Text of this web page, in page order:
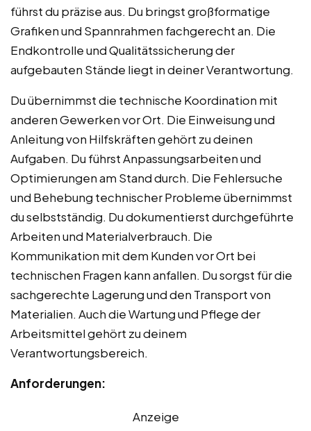
führst du präzise aus. Du bringst großformatige
Grafiken und Spannrahmen fachgerecht an. Die
Endkontrolle und Qualitätssicherung der
aufgebauten Stände liegt in deiner Verantwortung.
Du übernimmst die technische Koordination mit
anderen Gewerken vor Ort. Die Einweisung und
Anleitung von Hilfskräften gehört zu deinen
Aufgaben. Du führst Anpassungsarbeiten und
Optimierungen am Stand durch. Die Fehlersuche
und Behebung technischer Probleme übernimmst
du selbstständig. Du dokumentierst durchgeführte
Arbeiten und Materialverbrauch. Die
Kommunikation mit dem Kunden vor Ort bei
technischen Fragen kann anfallen. Du sorgst für die
sachgerechte Lagerung und den Transport von
Materialien. Auch die Wartung und Pflege der
Arbeitsmittel gehört zu deinem
Verantwortungsbereich.
Anforderungen:
Anzeige